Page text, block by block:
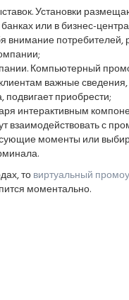
Установки
или в бизнес-
внимание потребителей,
Компьютерный
важные
подвигает приобрести;
интерактивным
взаимодействовать с
моменты или
товиртуальный
моментально.